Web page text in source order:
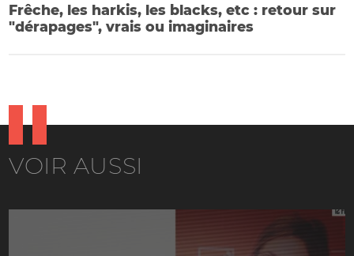
Frêche, les harkis, les blacks, etc : retour sur
"dérapages", vrais ou imaginaires
VOIR AUSSI